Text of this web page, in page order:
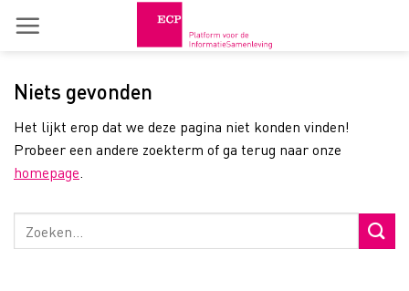
Niets gevonden
Het lijkt erop dat we deze pagina niet konden vinden!
Probeer een andere zoekterm of ga terug naar onze
homepage